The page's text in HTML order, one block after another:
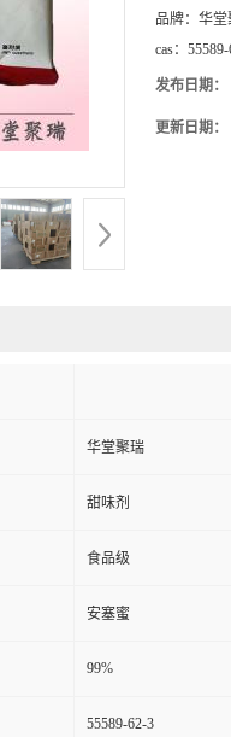
品牌： 华堂
cas：
发布日期：
更新日期：
华堂聚瑞
甜味剂
食品级
安塞蜜
99%
55589-62-3